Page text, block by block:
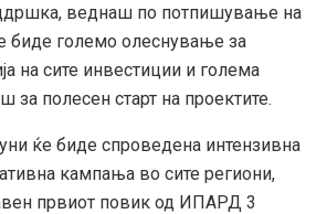
веднаш по потпишување на
биде големо олеснување за
на сите инвестиции и голема
за полесен старт на проектите.
ќе биде спроведена интензивна
кампања во сите региони,
првиот повик од ИПАРД 3